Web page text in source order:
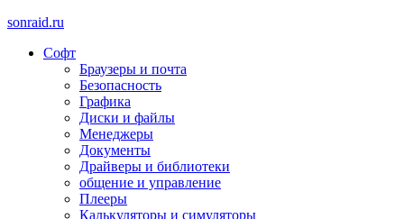
sonraid.ru
Скачивай программы, мини игры
Софт
Браузеры и почта
Безопасность
Графика
Диски и файлы
Менеджеры
Документы
Драйверы и библиотеки
общение и управление
Плееры
Калькуляторы и симуляторы